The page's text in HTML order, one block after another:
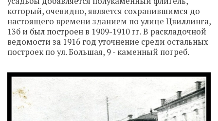
который, очевидно, является сохранившимся до
настоящего времени зданием по улице Цвиллинга,
13б и был построен в 1909-1910 гг. В раскладочной
ведомости за 1916 год уточнение среди остальных
построек по ул. Большая, 9 - каменный погреб.